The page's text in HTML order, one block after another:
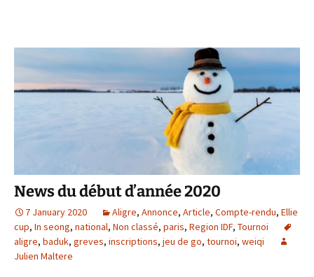
News du début d’année 2020
7 January 2020 Aligre, Annonce, Article, Compte-rendu, Ellie
cup, In seong, national, Non classé, paris, Region IDF, Tournoi
aligre, baduk, greves, inscriptions, jeu de go, tournoi, weiqi
Julien Maltere